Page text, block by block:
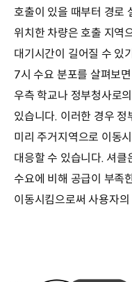
호출이 있을 때부터 경로
위치한 차량은 호출 지역
대기시간이 길어질 수 있
7시 수요 분포를 살펴보
우측 학교나 정부청사로
있습니다. 이러한 경우
미리 주거지역으로 이동
대응할 수 있습니다. 셔
수요에 비해 공급이 부족
이동시킴으로써 사용자